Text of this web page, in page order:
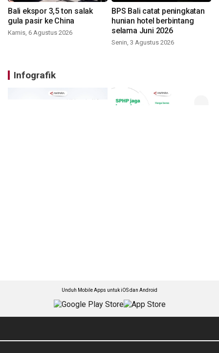
Bali ekspor 3,5 ton salak
gula pasir ke China
Kamis, 6 Agustus 2026
BPS Bali catat peningkatan
hunian hotel berbintang
selama Juni 2026
Senin, 3 Agustus 2026
Infografik
Unduh Mobile Apps untuk iOS dan Android